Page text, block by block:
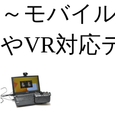
～モバイ
やVR対応